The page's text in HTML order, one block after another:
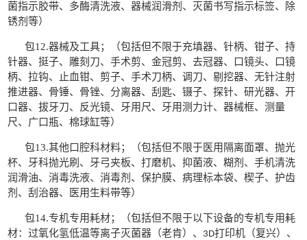
菌指示胶带、多酶清洗液、器械润滑剂、灭菌书写指示标签、除
锈剂等）
包12.器械及工具；（包括但不限于充填器、针柄、钳子、持
针器、挺子、雕刻刀、手术剪、金冠剪、去冠器、口镜头、口镜
柄、拉钩、止血钳、剪子、手术刀柄、调刀、剔挖器、无针注射
推进器、骨锤、骨锉、分离器、刮匙、镊子、探针、研光器、开
口器、拔牙刀、反光镜、牙用尺、牙用测力计、器械框、测量
尺、广口瓶、棉球缸等）
包13.其他口腔科材料；（包括但不限于医用隔离面罩、抛光
杯、牙科抛光刷、牙弓夹板、打磨机、抑菌液、糊剂、手机清洗
润滑油、消毒洗液、消毒剂、保护膜、病理标本袋、楔子、护齿
剂、刮治器、医用生料带等）
包14.专机专用耗材；（包括但不限于以下设备的专机专用耗
材：过氧化氢低温等离子灭菌器（老肯）、 3D打印机（复兴）、